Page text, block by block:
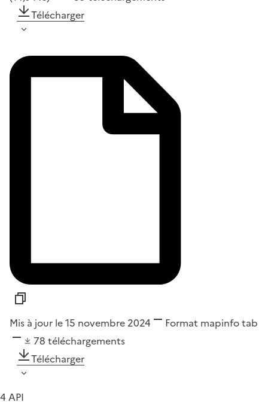
Télécharger
Mis à jour le 15 novembre 2024 Format mapinfo tab
78 téléchargements
Télécharger
4 API